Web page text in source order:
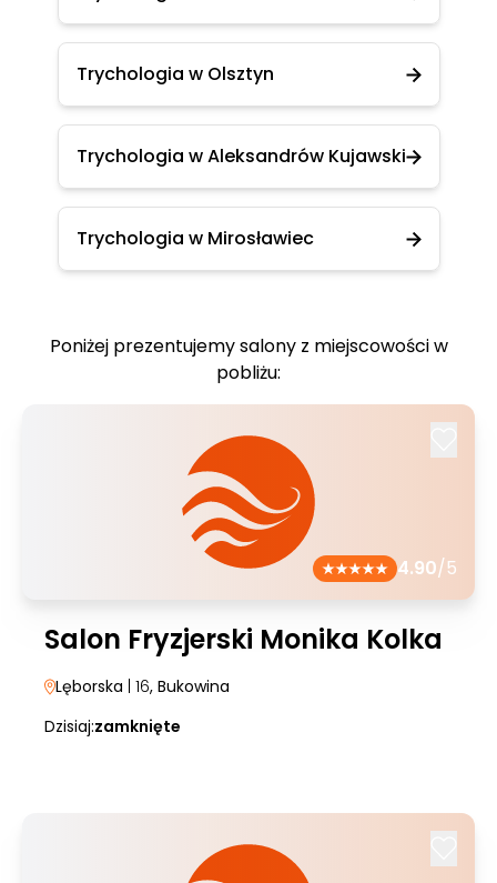
Trychologia w Olsztyn
Trychologia w Aleksandrów Kujawski
Trychologia w Mirosławiec
Poniżej prezentujemy salony z miejscowości w
pobliżu:
4.90/5
Salon Fryzjerski Monika Kolka
Lęborska | 16, Bukowina
Dzisiaj:zamknięte